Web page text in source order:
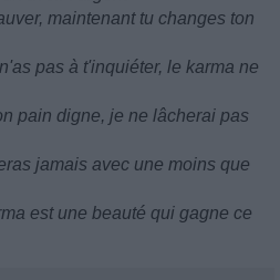
maintenant tu changes ton
pas à t'inquiéter, le karma ne
pain digne, je ne lâcherai pas
jamais avec une moins que
est une beauté qui gagne ce